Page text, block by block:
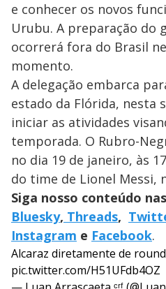
e conhecer os novos
Urubu. A preparação do
ocorrerá fora do Brasil
momento.
A delegação embarca
estado da Flórida, nesta
iniciar as atividades
temporada. O Rubro-
no dia 19 de janeiro, às
do time de Lionel Messi,
Siga nosso conteúdo
Bluesky, Threads,
Instagram e Facebook.
Alcaraz diretamente de
pic.twitter.com/H51UFdb4OZ